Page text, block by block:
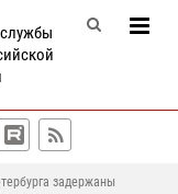
задержаны